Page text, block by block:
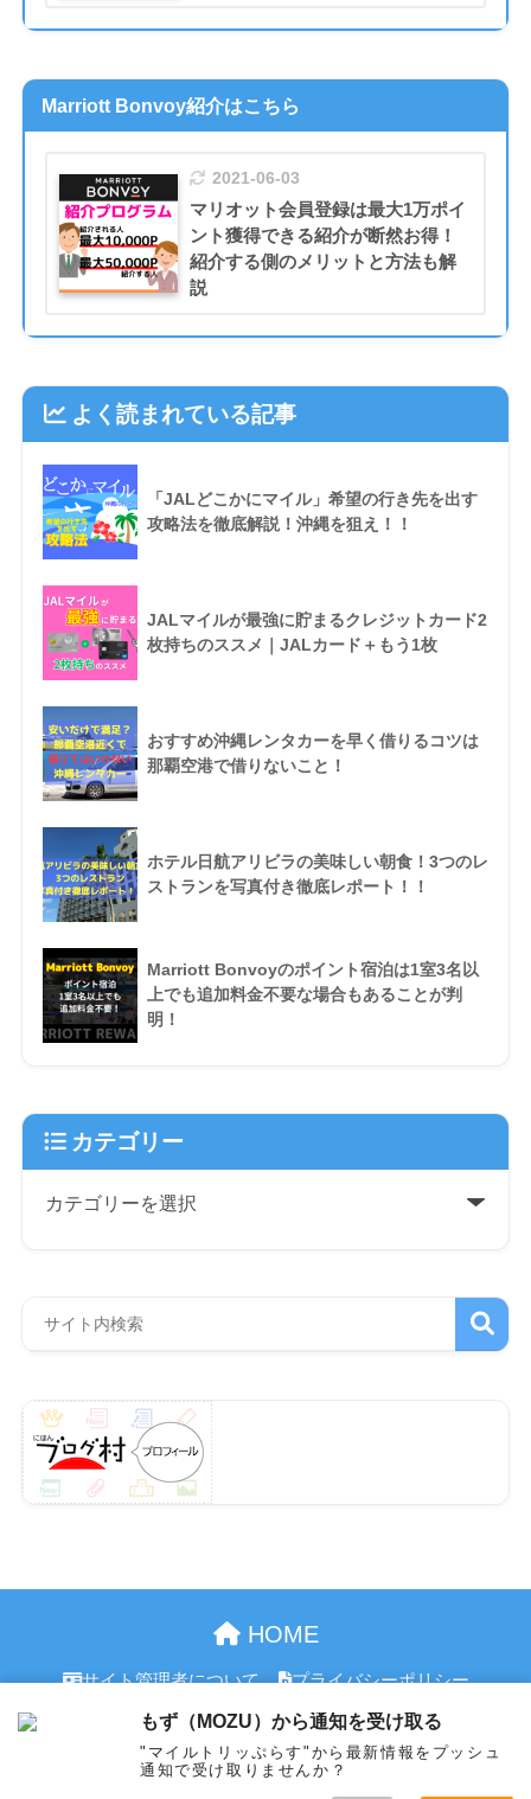
Marriott Bonvoy紹介はこちら
2021-06-03
マリオット会員登録は最大1万ポイ
ント獲得できる紹介が断然お得！
紹介する側のメリットと方法も解
説
よく読まれている記事
「JALどこかにマイル」希望の行き先を出す
攻略法を徹底解説！沖縄を狙え！！
JALマイルが最強に貯まるクレジットカード2
枚持ちのススメ｜JALカード＋もう1枚
おすすめ沖縄レンタカーを早く借りるコツは
那覇空港で借りないこと！
ホテル日航アリビラの美味しい朝食！3つのレ
ストランを写真付き徹底レポート！！
Marriott Bonvoyのポイント宿泊は1室3名以
上でも追加料金不要な場合もあることが判
明！
カテゴリー
HOME
サイト管理者について
プライバシーポリシー
お問合せ
© 2026 マイルトリッぷらす All rights reserved.
もず（MOZU）から通知を受け取る
"マイルトリッぷらす"から最新情報をプッシュ
通知で受け取りませんか？